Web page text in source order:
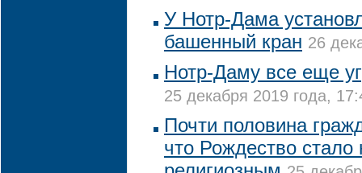
У Нотр-Дама
башенный кран 26
Нотр-Даму все еще
25 декабря 2019 года,
Почти половина
что Рождество стало